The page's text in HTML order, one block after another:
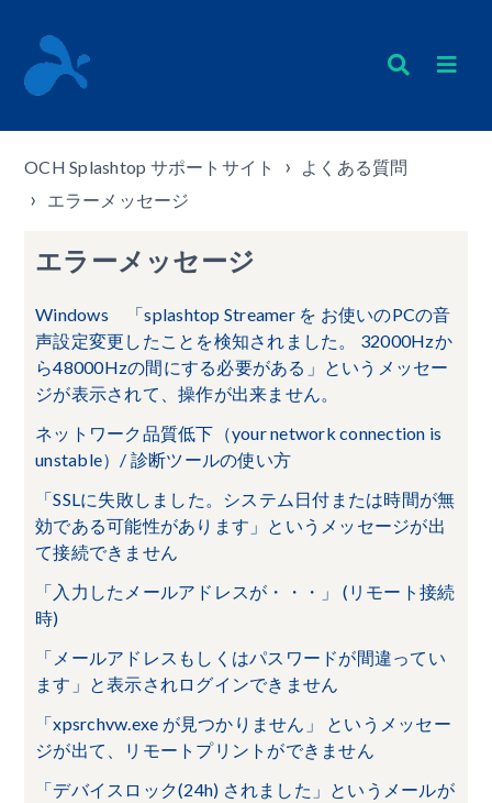
OCH Splashtop サポートサイト
よくある質問
エラーメッセージ
エラーメッセージ
Windows 「splashtop Streamer を お使いのPCの音
声設定変更したことを検知されました。 32000Hzか
ら48000Hzの間にする必要がある」というメッセー
ジが表示されて、操作が出来ません。
ネットワーク品質低下（your network connection is
unstable）/ 診断ツールの使い方
「SSLに失敗しました。システム日付または時間が無
効である可能性があります」というメッセージが出
て接続できません
「入力したメールアドレスが・・・」 (リモート接続
時)
「メールアドレスもしくはパスワードが間違ってい
ます」と表示されログインできません
「xpsrchvw.exe が見つかりません」 というメッセー
ジが出て、リモートプリントができません
「デバイスロック(24h) されました」というメールが